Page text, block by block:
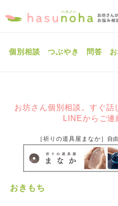
個別相談 つぶやき 問答
お坊さん個別相談。すぐ話
LINEからご連
［祈りの道具屋まなか］自
おきもち